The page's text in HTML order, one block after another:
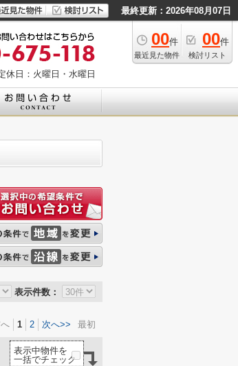
最終更新：2026年08月07日
00件
最近見た物件
00件
検討リスト
休日：火曜日・水曜日
表示件数：
1 2 次へ>> 最初
表示中物件を
一括でチェック